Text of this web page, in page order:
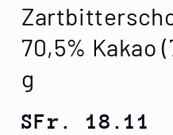
70,5% Kakao
g
Normaler
SFr. 18.11